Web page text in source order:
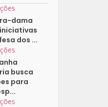
dama
dos ...
busca
para